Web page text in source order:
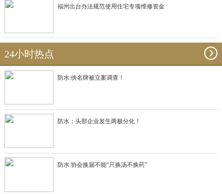
福州出台办法规范使用住宅专项维修资金
24小时热点
防水:傍名牌被立案调查！
防水：头部企业发生两极分化！
防水:协会换届不能“只换汤不换药”